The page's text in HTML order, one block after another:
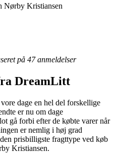
Nørby Kristiansen
på 47anmeldelser
DreamLitt
dage en hel del forskellige
er nu om dage
gå forbi efter de købte varer når
er nemlig i høj grad
prisbilligste fragttype ved køb
Kristiansen.